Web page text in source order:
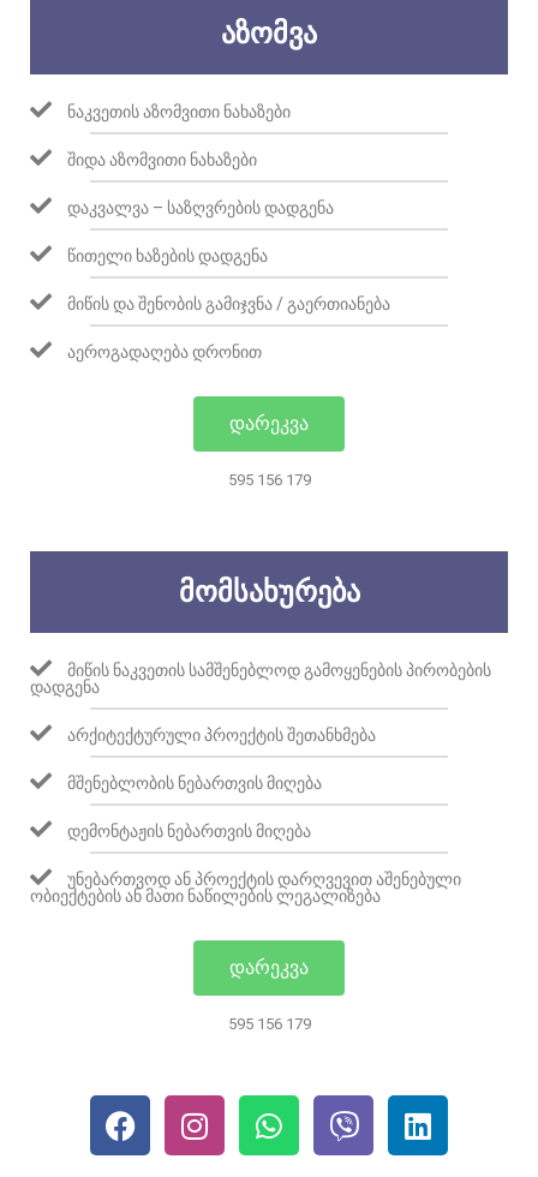
ᲐᲖᲝᲛᲕᲐ
ᲜᲐᲙᲕᲔᲗᲘᲡ ᲐᲖᲝᲛᲕᲘᲗᲘ ᲜᲐᲮᲐᲖᲔᲑᲘ
ᲨᲘᲓᲐ ᲐᲖᲝᲛᲕᲘᲗᲘ ᲜᲐᲮᲐᲖᲔᲑᲘ
ᲓᲐᲙᲕᲐᲚᲕᲐ – ᲡᲐᲖᲦᲕᲠᲔᲑᲘᲡ ᲓᲐᲓᲒᲔᲜᲐ
ᲬᲘᲗᲔᲚᲘ ᲮᲐᲖᲔᲑᲘᲡ ᲓᲐᲓᲒᲔᲜᲐ
ᲛᲘᲬᲘᲡ ᲓᲐ ᲨᲔᲜᲝᲑᲘᲡ ᲒᲐᲛᲘᲯᲕᲜᲐ / ᲒᲐᲔᲠᲗᲘᲐᲜᲔᲑᲐ
ᲐᲔᲠᲝᲒᲐᲓᲐᲦᲔᲑᲐ ᲓᲠᲝᲜᲘᲗ
ᲓᲐᲠᲔᲙᲕᲐ
595 156 179
ᲛᲝᲛᲡᲐᲮᲣᲠᲔᲑᲐ
ᲛᲘᲬᲘᲡ ᲜᲐᲙᲕᲔᲗᲘᲡ ᲡᲐᲛᲨᲔᲜᲔᲑᲚᲝᲓ ᲒᲐᲛᲝᲧᲔᲜᲔᲑᲘᲡ ᲞᲘᲠᲝᲑᲔᲑᲘᲡ
ᲓᲐᲓᲒᲔᲜᲐ
ᲐᲠᲥᲘᲢᲔᲥᲢᲣᲠᲣᲚᲘ ᲞᲠᲝᲔᲥᲢᲘᲡ ᲨᲔᲗᲐᲜᲮᲛᲔᲑᲐ
ᲛᲨᲔᲜᲔᲑᲚᲝᲑᲘᲡ ᲜᲔᲑᲐᲠᲗᲕᲘᲡ ᲛᲘᲦᲔᲑᲐ
ᲓᲔᲛᲝᲜᲢᲐᲟᲘᲡ ᲜᲔᲑᲐᲠᲗᲕᲘᲡ ᲛᲘᲦᲔᲑᲐ
ᲣᲜᲔᲑᲐᲠᲗᲕᲝᲓ ᲐᲜ ᲞᲠᲝᲔᲥᲢᲘᲡ ᲓᲐᲠᲦᲕᲔᲕᲘᲗ ᲐᲨᲔᲜᲔᲑᲣᲚᲘ
ᲝᲑᲘᲔᲥᲢᲔᲑᲘᲡ ᲐᲜ ᲛᲐᲗᲘ ᲜᲐᲬᲘᲚᲔᲑᲘᲡ ᲚᲔᲒᲐᲚᲘᲖᲔᲑᲐ
ᲓᲐᲠᲔᲙᲕᲐ
595 156 179